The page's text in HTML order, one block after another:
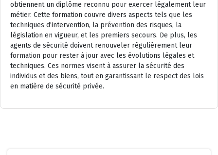
obtiennent un diplôme reconnu pour exercer légalement leur
métier. Cette formation couvre divers aspects tels que les
techniques d’intervention, la prévention des risques, la
législation en vigueur, et les premiers secours. De plus, les
agents de sécurité doivent renouveler régulièrement leur
formation pour rester à jour avec les évolutions légales et
techniques. Ces normes visent à assurer la sécurité des
individus et des biens, tout en garantissant le respect des lois
en matière de sécurité privée.